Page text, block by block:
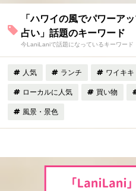
「ハワイの風でパワーア
占い」話題のキーワード
今LaniLaniで話題になっているキーワード
人気 ランチ ワイキキ
ローカルに人気 買い物
風景・景色